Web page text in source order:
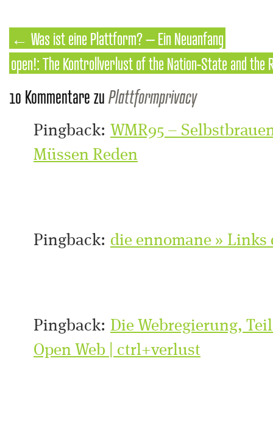
← Was ist eine Plattform? – Ein Neuanfang
open!: The Kontrollverlust of the Nation-State and
10 Kommentare zuPlattformprivacy
Pingback: WMR95 –
Müssen Reden
Pingback: die ennomane » Links
Pingback: Die Webregierung,
Open Web | ctrl+verlust